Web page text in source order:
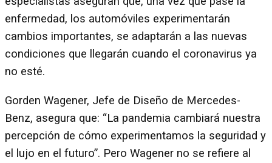
enfermedad, los automóviles experimentarán
cambios importantes, se adaptarán a las nuevas
condiciones que llegarán cuando el coronavirus ya
no esté.
Gorden Wagener, Jefe de Diseño de Mercedes-
Benz, asegura que: “La pandemia cambiará nuestra
percepción de cómo experimentamos la seguridad y
el lujo en el futuro”. Pero Wagener no se refiere al